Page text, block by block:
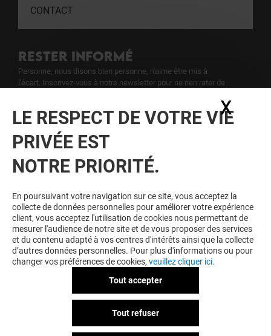
CONTACT
RESTER INFORMÉ
Personne, nous disons bien personne, n'aime être mis à
l'écart. Inscrivez-vous à notre newsletter pour ne rien rater de
Voir notre politique de protection des
données personelles.
FIDELE
Devenez membre de Beaulieu & Moi pour bénéficier
d'avantages, d'offres et de services exclusifs dans
votre Centre Commercial Beaulieu et chez nos
partenaires.
Règlement Intérieur
LE RESPECT DE VOTRE VIE
PRIVÉE EST
NOTRE PRIORITÉ.
En poursuivant votre navigation sur ce site, vous acceptez la
collecte de données personnelles pour améliorer votre expérience
client, vous acceptez l'utilisation de cookies nous permettant de
mesurer l'audience de notre site et de vous proposer des services
et du contenu adapté à vos centres d'intérêts ainsi que la collecte
d’autres données personnelles. Pour plus d'informations ou pour
changer vos préférences de cookies, veuillez cliquer ici.
Tout accepter
Tout refuser
X